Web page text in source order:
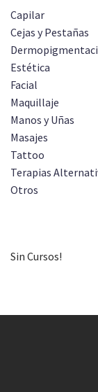
Capilar
Cejas y Pestañas
Estética
Facial
Maquillaje
Manos y Uñas
Masajes
Tattoo
Terapias
Otros
Sin Cursos!